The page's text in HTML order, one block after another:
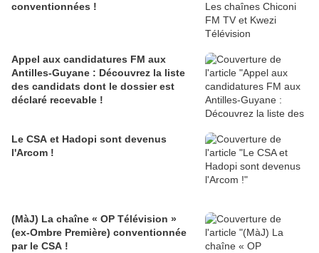
conventionnées !
Appel aux candidatures FM aux
Antilles-Guyane : Découvrez la liste
des candidats dont le dossier est
déclaré recevable !
Le CSA et Hadopi sont devenus
l'Arcom !
(MàJ) La chaîne « OP Télévision »
(ex-Ombre Première) conventionnée
par le CSA !